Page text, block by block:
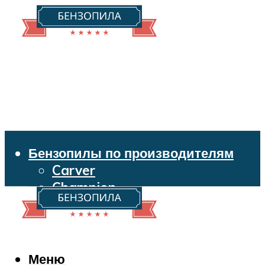
Бензопилы по производителям
Carver
Champion
Echo
Husqvarna
Makita
Меню